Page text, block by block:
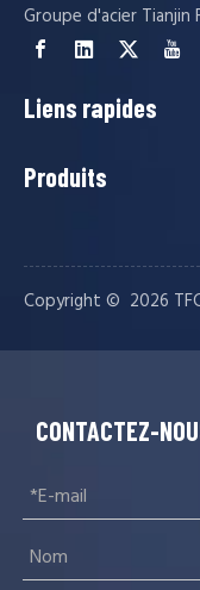
Groupe d'acier Tianjin
Liens rapides
Produits
Copyright © ️ 2026
CONTACTEZ-